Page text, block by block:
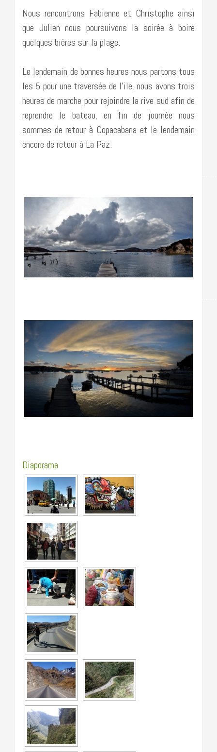
Nous rencontrons Fabienne et Christophe ainsi
que Julien nous poursuivons la soirée à boire
quelques bières sur la plage.
Le lendemain de bonnes heures nous partons tous
les 5 pour une traversée de l’ile, nous avons trois
heures de marche pour rejoindre la rive sud afin de
reprendre le bateau, en fin de journée nous
sommes de retour à Copacabana et le lendemain
encore de retour à La Paz.
Diaporama